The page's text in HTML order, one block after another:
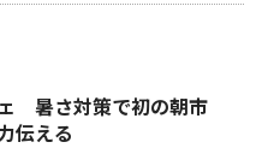
ェ 暑さ対策で初の朝市
伝える